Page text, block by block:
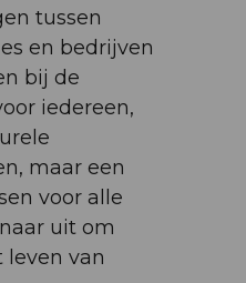
tussen
en bedrijven
bij de
iedereen,
maar een
voor alle
uit om
van